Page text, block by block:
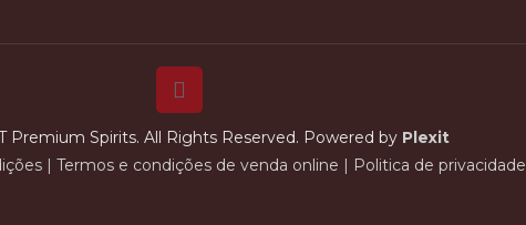
Premium Spirits. All Rights Reserved. Powered by Plexit
| Termos e condições de venda online | Politica de privacidade